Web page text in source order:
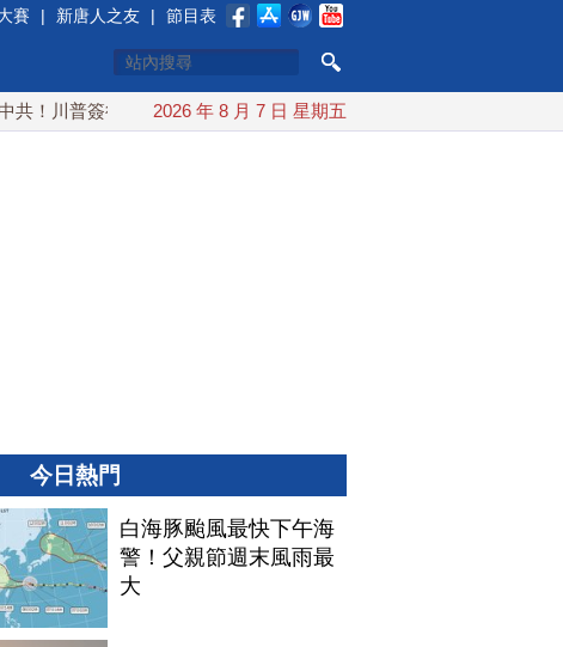
賽 | 新唐人之友 | 節目表
！川普簽行政令 對多晶矽課15%關稅 白海豚颱風最快下午海警
2026 年 8 月 7 日 星期五
今日熱門
白海豚颱風最快下午海
警！父親節週末風雨最
大